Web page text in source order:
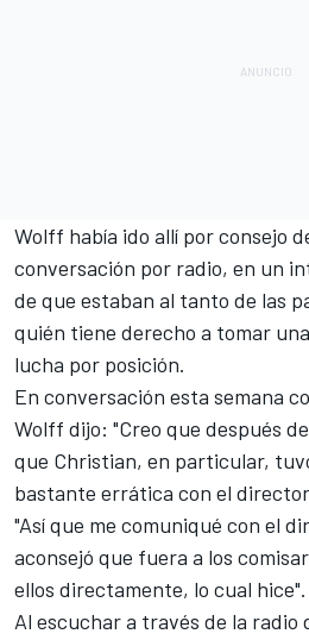
Wolff había ido allí por consejo
conversación por radio, en un
de que estaban al tanto de las
quién tiene derecho a tomar
lucha por posición.
En conversación esta semana
Wolff dijo: "Creo que después
que Christian, en particular,
bastante errática con el
"Así que me comuniqué con el
aconsejó que fuera a los
ellos directamente, lo cual hice".
Al escuchar a través de la radio